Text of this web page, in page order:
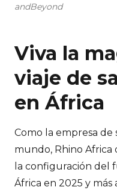
andBeyond
Viva la
viaje de
en África
Como la empresa de
mundo, Rhino Africa
la configuración del
África en 2025 y más